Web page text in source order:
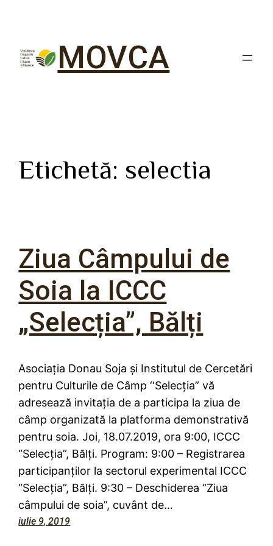
MOVCA
Etichetă: selectia
Ziua Câmpului de
Soia la ICCC
„Selecția”, Bălți
Asociaţia Donau Soja și Institutul de Cercetări
pentru Culturile de Câmp ‘‘Selecția” vă
adresează invitaţia de a participa la ziua de
câmp organizată la platforma demonstrativă
pentru soia. Joi, 18.07.2019, ora 9:00, ICCC
“Selecția”, Bălți. Program: 9:00 – Registrarea
participanților la sectorul experimental ICCC
“Selecția”, Bălți. 9:30 – Deschiderea “Ziua
câmpului de soia”, cuvânt de…
iulie 9, 2019